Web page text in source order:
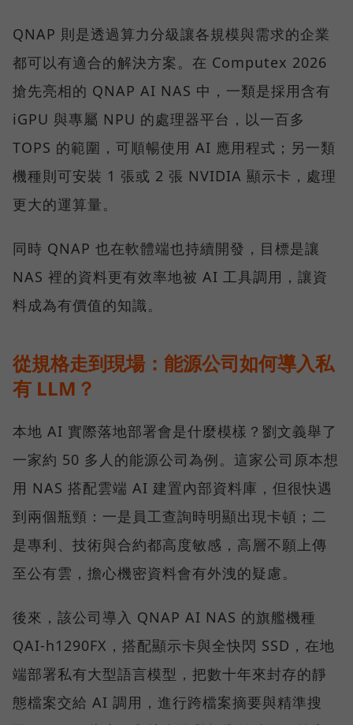
QNAP 則是透過算力分級讓各規模與需求的企業
都可以有適合的解決方案。在 Computex 2026
搶先亮相的 QNAP AI NAS 中，一類是採用含有
iGPU 與專屬 NPU 的處理器平台，以一百多
TOPS 的範圍，可順暢使用 AI 應用程式；另一類
機種則可安裝 1 張或 2 張 NVIDIA 顯示卡，處理
更大的運算量。
同時 QNAP 也在軟體端也持續開發，目標是讓
NAS 裡的資料更有效率地被 AI 工具調用，讓資
料成為有價值的知識。
從規格走到現場：能源公司如何導入私
有 LLM？
本地 AI 實際落地部署會是什麼模樣？劉文義舉了
一家約 50 多人的能源公司為例。這家公司原本想
用 NAS 搭配雲端 AI 建置內部資料庫，但很快遇
到兩個瓶頸：一是員工查詢時明顯出現卡頓；二
是專利、技術與合約都高度敏感，高層不願上傳
至公有雲，擔心機密資料會有外洩的疑慮。
後來，該公司導入 QNAP AI NAS 的旗艦機種
QAI-h1290FX，搭配顯示卡與全快閃 SSD，在地
端部署私有大型語言模型，把數十年來封存的靜
態檔案交給 AI 調用，進行跨檔案摘要與精準搜